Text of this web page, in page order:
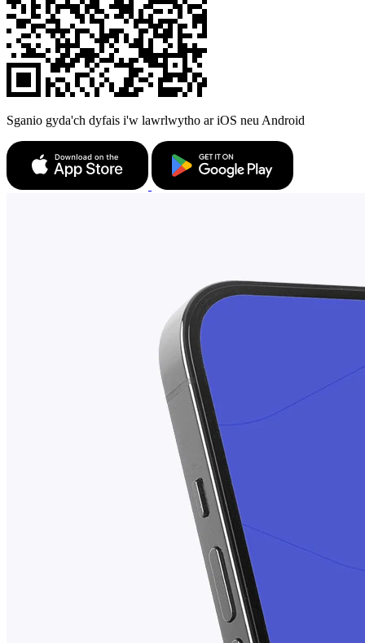
Sganio gyda'ch dyfais i'w lawrlwytho ar iOS neu Android